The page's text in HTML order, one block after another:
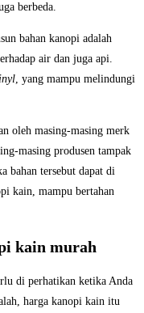
berbeda.
bahan kanopi adalah
air dan juga api.
, yang mampu melindungi
oleh masing-masing merk
masing produsen tampak
bahan tersebut dapat di
kain, mampu bertahan
kain murah
di perhatikan ketika Anda
harga kanopi kain itu